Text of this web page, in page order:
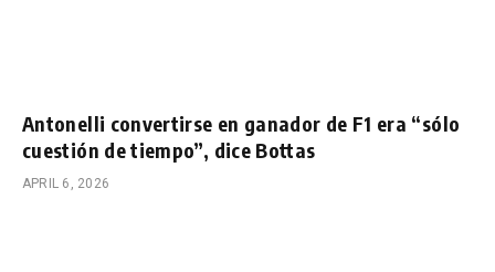
Antonelli convertirse en ganador de F1 era “sólo
cuestión de tiempo”, dice Bottas
APRIL 6, 2026